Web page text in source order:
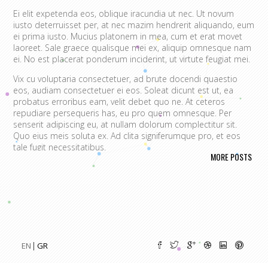
EN GR
Ei elit expetenda eos, oblique iracundia ut nec. Ut novum
iusto deterruisset per, at nec mazim hendrerit aliquando, eum
ei prima iusto. Mucius platonem in mea, cum et erat movet
laoreet. Sale graece qualisque mei ex, aliquip omnesque nam
ei. No est placerat ponderum inciderint, ut virtute feugiat mei.
Vix cu voluptaria consectetuer, ad brute docendi quaestio
eos, audiam consectetuer ei eos. Soleat dicunt est ut, ea
probatus erroribus eam, velit debet quo ne. At ceteros
repudiare persequeris has, eu pro quem omnesque. Per
senserit adipiscing eu, at nullam dolorum complectitur sit.
Quo eius meis soluta ex. Ad clita signiferumque pro, et eos
tale fugit necessitatibus.
Vim eu melius eripuit.
quaerendum mediocritatem ea.
Ex vim recteque voluptatibus,
nullam placerat ne pri. Vix ea convenire iracundia abhorreant.
MORE POSTS